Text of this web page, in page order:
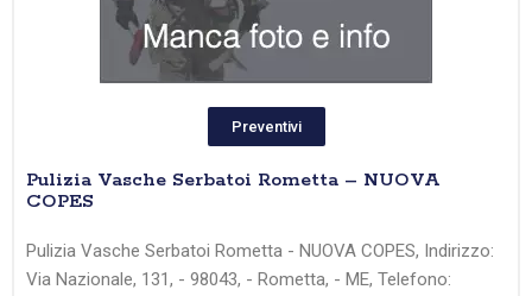
Preventivi
Pulizia Vasche Serbatoi Rometta – NUOVA
COPES
Pulizia Vasche Serbatoi Rometta - NUOVA COPES, Indirizzo:
Via Nazionale, 131, - 98043, - Rometta, - ME, Telefono: